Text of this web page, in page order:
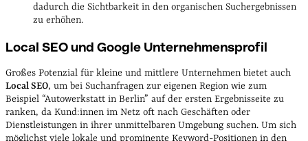
dadurch die Sichtbarkeit in den organischen Suchergebnissen
zu erhöhen.
Local SEO und Google Unternehmensprofil
Großes Potenzial für kleine und mittlere Unternehmen bietet auch
Local SEO, um bei Suchanfragen zur eigenen Region wie zum
Beispiel “Autowerkstatt in Berlin” auf der ersten Ergebnisseite zu
ranken, da Kund:innen im Netz oft nach Geschäften oder
Dienstleistungen in ihrer unmittelbaren Umgebung suchen. Um sich
möglichst viele lokale und prominente Keyword-Positionen in den